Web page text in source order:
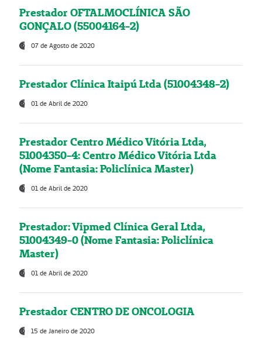
Prestador OFTALMOCLÍNICA SÃO
GONÇALO (55004164-2)
07 de Agosto de 2020
Prestador Clínica Itaipú Ltda (51004348-2)
01 de Abril de 2020
Prestador Centro Médico Vitória Ltda,
51004350-4: Centro Médico Vitória Ltda
(Nome Fantasia: Policlínica Master)
01 de Abril de 2020
Prestador: Vipmed Clínica Geral Ltda,
51004349-0 (Nome Fantasia: Policlínica
Master)
01 de Abril de 2020
Prestador CENTRO DE ONCOLOGIA
15 de Janeiro de 2020